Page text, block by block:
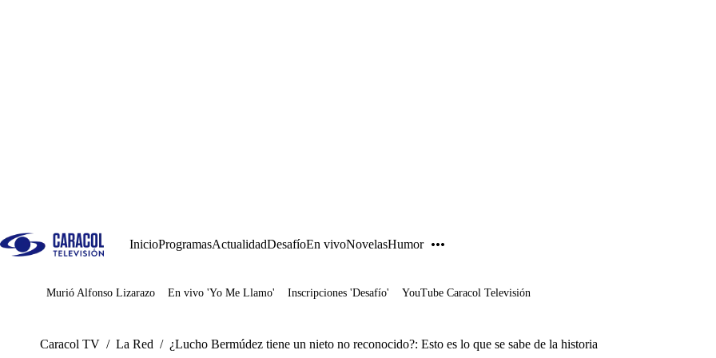
InicioProgramasActualidadDesafíoEn vivoNovelasHumor
Juegos
Murió Alfonso Lizarazo En vivo 'Yo Me Llamo' Inscripciones 'Desafío' YouTube Caracol Televisión
Caracol TV / La Red / ¿Lucho Bermúdez tiene un nieto no reconocido?: Esto es lo que se sabe de la historia